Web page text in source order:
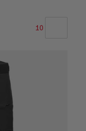
10
PO NAJVYŠŠIU